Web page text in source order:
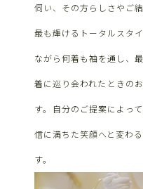
伺い、その方らしさやご
最も輝けるトータルスタ
ながら何着も袖を通し、
着に巡り会われたときの
す。自分のご提案によっ
信に満ちた笑顔へと変わ
す。